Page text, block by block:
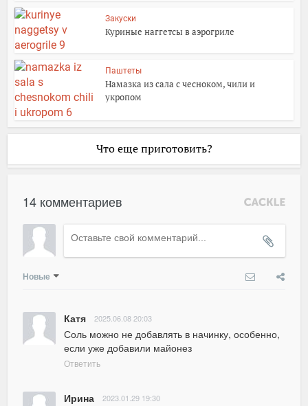
Закуски
Куриные наггетсы в аэрогриле
Паштеты
Намазка из сала с чесноком, чили и
укропом
Что еще приготовить?
14 комментариев
Новые
Катя 2025.06.08 20:03
Соль можно не добавлять в начинку, особенно,
если уже добавили майонез
Ответить
Ирина 2023.01.29 19:30